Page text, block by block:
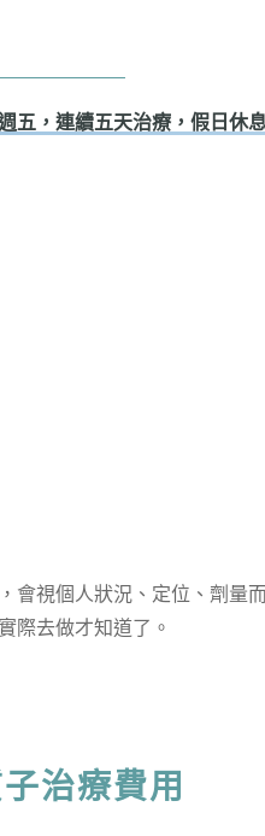
五，連續五天治療，假日休
會視個人狀況、定位、劑量
際去做才知道了。
治療費用